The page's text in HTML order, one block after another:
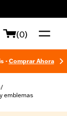
(0)
- Comprar Ahora
/
emblemas